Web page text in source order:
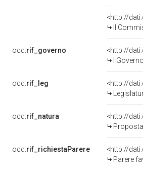
<http://
II
ocd:rif_governo
<http://
I
ocd:rif_leg
<http://
ocd:rif_natura
<http://
ocd:rif_richiestaParere
<http://
Parere